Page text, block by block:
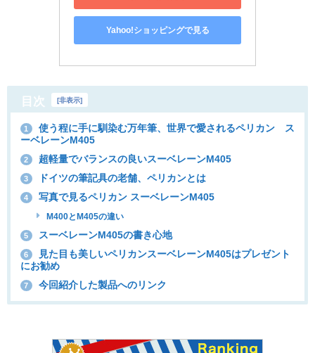
Yahoo!ショッピングで見る
目次 [非表示]
1
使う程に手に馴染む万年筆、世界で愛されるペリカン ス
ーベレーンM405
2 超軽量でバランスの良いスーベレーンM405
3 ドイツの筆記具の老舗、ペリカンとは
4 写真で見るペリカン スーベレーンM405
M400とM405の違い
5 スーベレーンM405の書き心地
6
見た目も美しいペリカンスーベレーンM405はプレゼント
にお勧め
7 今回紹介した製品へのリンク